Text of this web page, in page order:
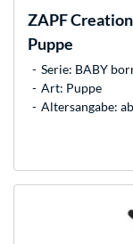
ZAPF Creation
Puppe
Serie: BABY
Art: Puppe
Altersangabe: